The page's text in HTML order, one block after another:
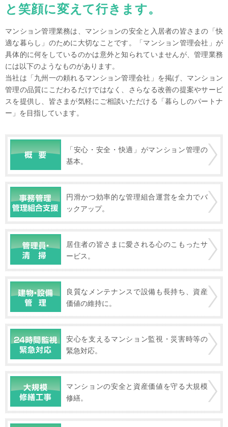
と笑顔に変えて行きます。
マンション管理業務は、マンションの安全と入居者の皆さまの「快
適な暮らし」のために大切なことです。「マンション管理会社」が
具体的に何をしているのかは意外と知られていませんが、管理業務
には以下のようなものがあります。
当社は「九州一の頼れるマンション管理会社」を掲げ、マンション
管理の品質にこだわるだけではなく、さらなる改善の提案やサービ
スを提供し、皆さまが気軽にご相談いただける「暮らしのパートナ
ー」を目指しています。
「安心・安全・快適」がマンション管理の
基本。
円滑かつ効率的な管理組合運営を全力でバ
ックアップ。
居住者の皆さまに愛される心のこもったサ
ービス。
良質なメンテナンスで設備も長持ち、資産
価値の維持に。
安心を支えるマンション監視・災害時等の
緊急対応。
マンションの安全と資産価値を守る大規模
修繕。